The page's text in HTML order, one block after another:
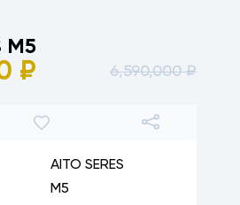
M5
₽ 6,590,000₽
1
AITO SERES
M5